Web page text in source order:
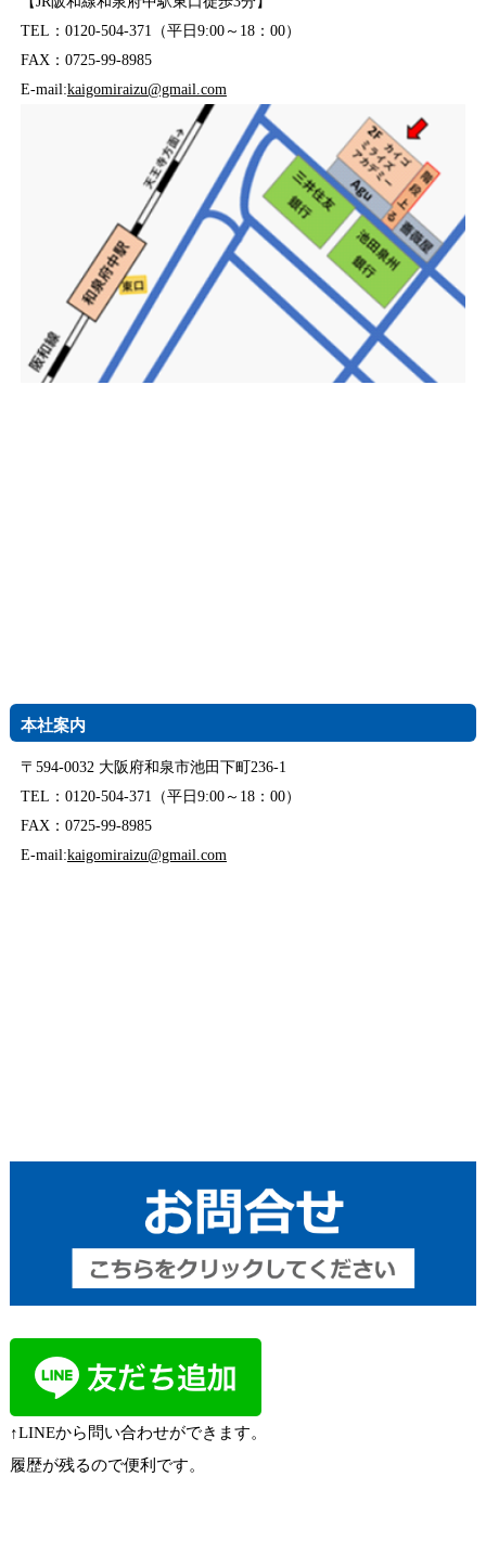
TEL：0120-504-371（平日9:00～18：00）
FAX：0725-99-8985
E-mail:kaigomiraizu@gmail.com
本社案内
〒594-0032 大阪府和泉市池田下町236-1
TEL：0120-504-371（平日9:00～18：00）
FAX：0725-99-8985
E-mail:kaigomiraizu@gmail.com
↑LINEから問い合わせができます。
履歴が残るので便利です。